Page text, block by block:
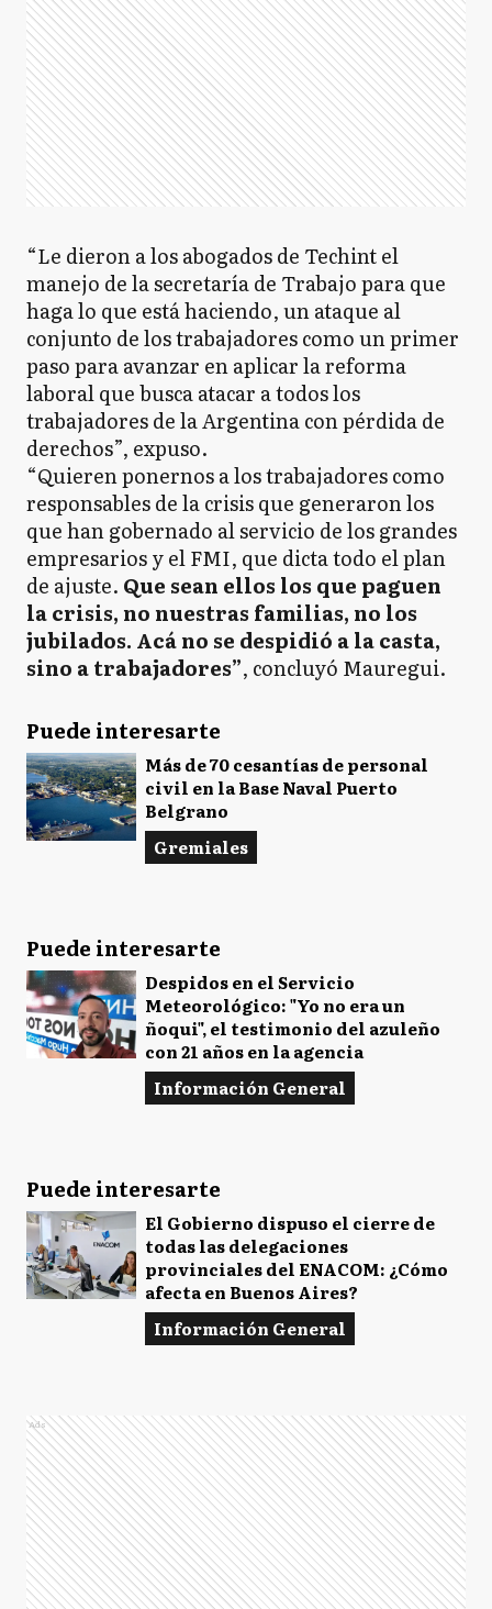
“Le dieron a los abogados de Techint el
manejo de la secretaría de Trabajo para que
haga lo que está haciendo, un ataque al
conjunto de los trabajadores como un primer
paso para avanzar en aplicar la reforma
laboral que busca atacar a todos los
trabajadores de la Argentina con pérdida de
derechos”, expuso.
“Quieren ponernos a los trabajadores como
responsables de la crisis que generaron los
que han gobernado al servicio de los grandes
empresarios y el FMI, que dicta todo el plan
de ajuste. Que sean ellos los que paguen
la crisis, no nuestras familias, no los
jubilados. Acá no se despidió a la casta,
sino a trabajadores”, concluyó Mauregui.
Puede interesarte
Más de 70 cesantías de personal
civil en la Base Naval Puerto
Belgrano
Gremiales
Puede interesarte
Despidos en el Servicio
Meteorológico: "Yo no era un
ñoqui", el testimonio del azuleño
con 21 años en la agencia
Información General
Puede interesarte
El Gobierno dispuso el cierre de
todas las delegaciones
provinciales del ENACOM: ¿Cómo
afecta en Buenos Aires?
Información General
Ads